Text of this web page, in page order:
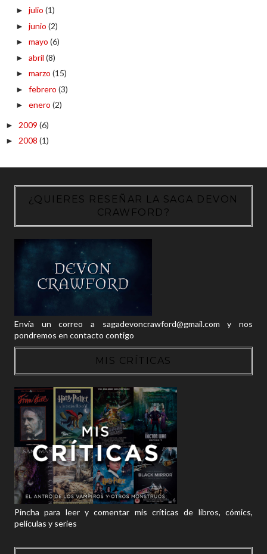
► julio (1)
► junio (2)
► mayo (6)
► abril (8)
► marzo (15)
► febrero (3)
► enero (2)
► 2009 (6)
► 2008 (1)
¿QUIERES RESEÑAR LA SAGA DEVON
CRAWFORD?
Envía un correo a sagadevoncrawford@gmail.com y nos
pondremos en contacto contigo
MIS CRÍTICAS
Pincha para leer y comentar mis críticas de libros, cómics,
películas y series